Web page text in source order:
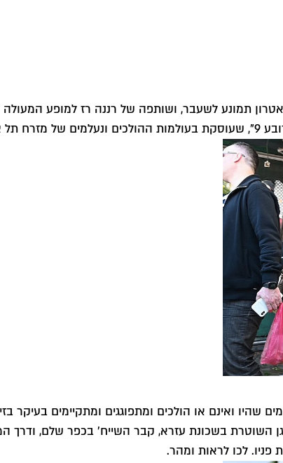
9" , שעוסקת בעולמות ההולכים ונעלמים של מזרח תל
ואינם או הולכים ומתפוגגים ומתקיימים בעיקר
גן השוטרת בשכונת עזרא, קבר השייח׳ בכפר שלם,